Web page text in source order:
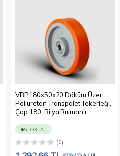
VBP180x50x20 Döküm Üzeri
Poliüretan Transpalet Tekerleği,
Çap:180, Bilya Rulmanlı
STOKTA
(0)